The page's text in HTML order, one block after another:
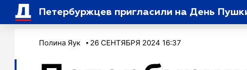
Петербуржцев пригласили на День
Полина Яук 26 СЕНТЯБРЯ 2024 16:37